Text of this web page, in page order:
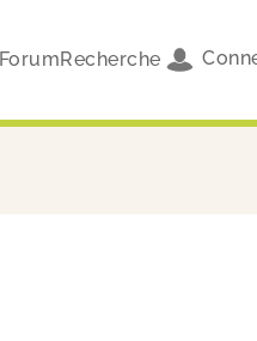
ForumRecherche